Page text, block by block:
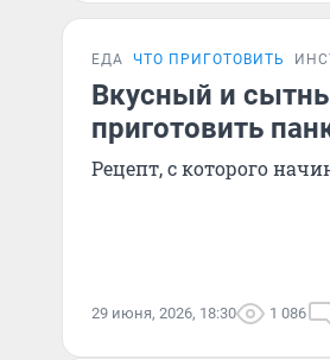
ЕДА ЧТО ПРИГОТОВИТЬ
Вкусный и
приготовить
Рецепт, с которого
29 июня, 2026, 18:30 1 086